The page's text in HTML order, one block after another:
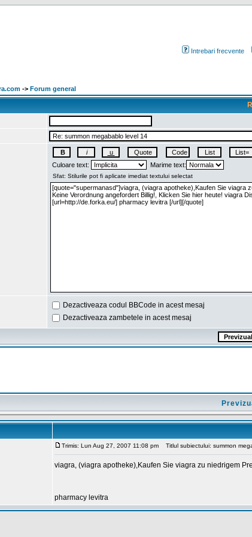
Intrebari frecvente
-> Forum general
Culoare text: Marime text:
Dezactiveaza codul BBCode in acest mesaj
Dezactiveaza zambetele in acest mesaj